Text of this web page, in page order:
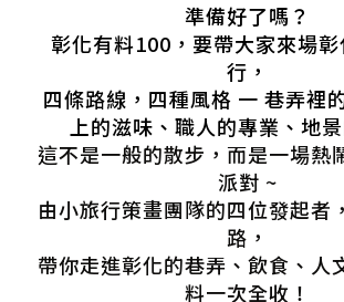
準備好了嗎？
彰化有料100，要帶大家來場
行，
四條路線，四種風格 一 巷弄裡
上的滋味、職人的專業、地
這不是一般的散步，而是一場熱
派對 ~
由小旅行策畫團隊的四位發起者
路，
帶你走進彰化的巷弄、飲食、人
料一次全收！